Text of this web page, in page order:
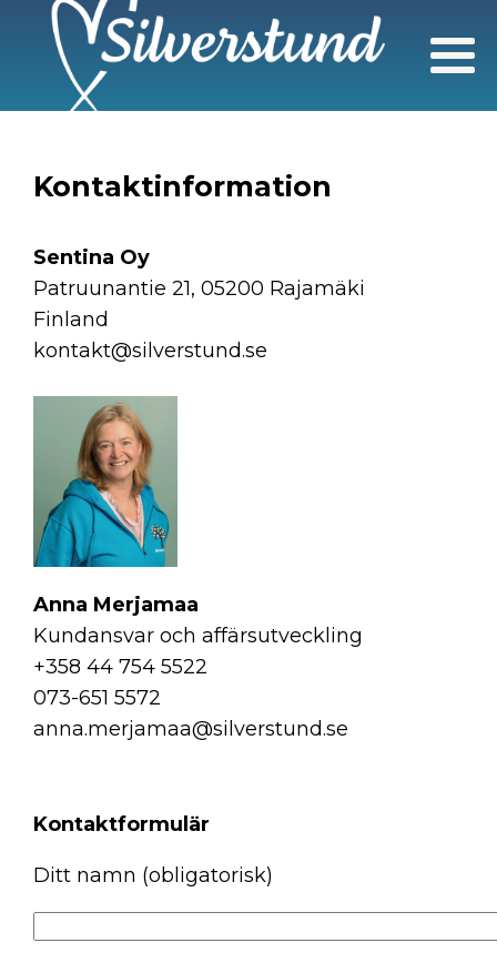
Kontaktinformation
Sentina Oy
Patruunantie 21, 05200 Rajamäki
Finland
kontakt@silverstund.se
Anna Merjamaa
Kundansvar och affärsutveckling
+358 44 754 5522
073-651 5572
anna.merjamaa@silverstund.se
Kontaktformulär
Ditt namn (obligatorisk)